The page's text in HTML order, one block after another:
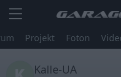
Projekt Foton
Kalle-UA